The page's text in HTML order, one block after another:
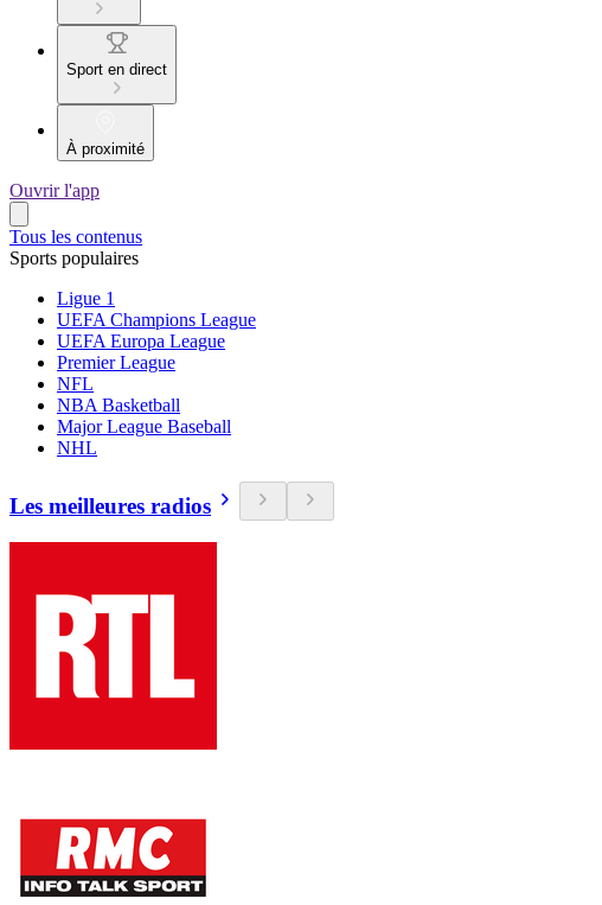
Sport en direct
À proximité
Ouvrir l'app
Tous les contenus
Sports populaires
Ligue 1
UEFA Champions League
UEFA Europa League
Premier League
NFL
NBA Basketball
Major League Baseball
NHL
Les meilleures radios